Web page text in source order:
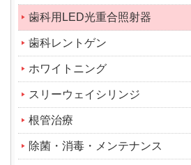
歯科用LED光重合照射器
歯科レントゲン
ホワイトニング
スリーウェイシリンジ
根管治療
除菌・消毒・メンテナンス